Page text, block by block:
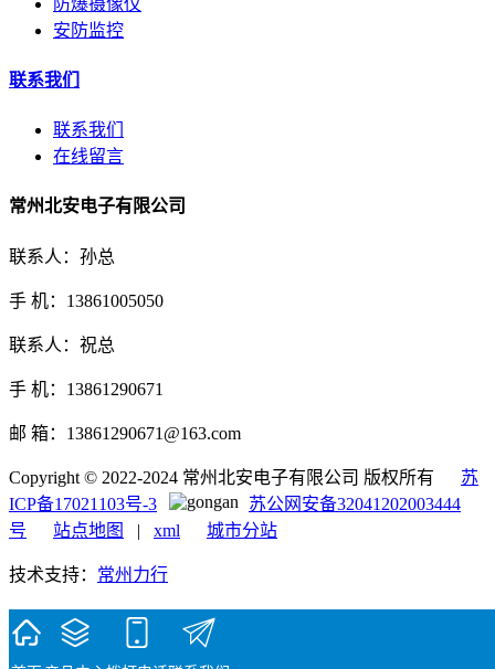
安防监控
联系我们
联系我们
在线留言
常州北安电子有限公司
联系人：孙总
手 机：13861005050
联系人：祝总
手 机：13861290671
邮 箱：13861290671@163.com
Copyright © 2022-2024 常州北安电子有限公司 版权所有 苏
ICP备17021103号-3
苏公网安备32041202003444
号
站点地图 | xml 城市分站
技术支持： 常州力行